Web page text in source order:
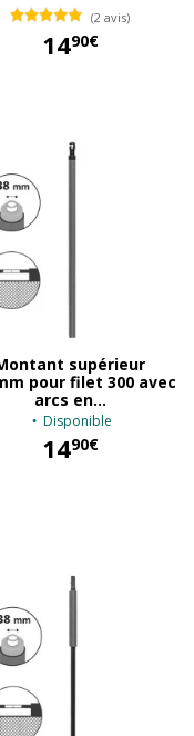
(2 avis)
1490€
supérieur
pour filet 300 avec
arcs en...
Disponible
1490€